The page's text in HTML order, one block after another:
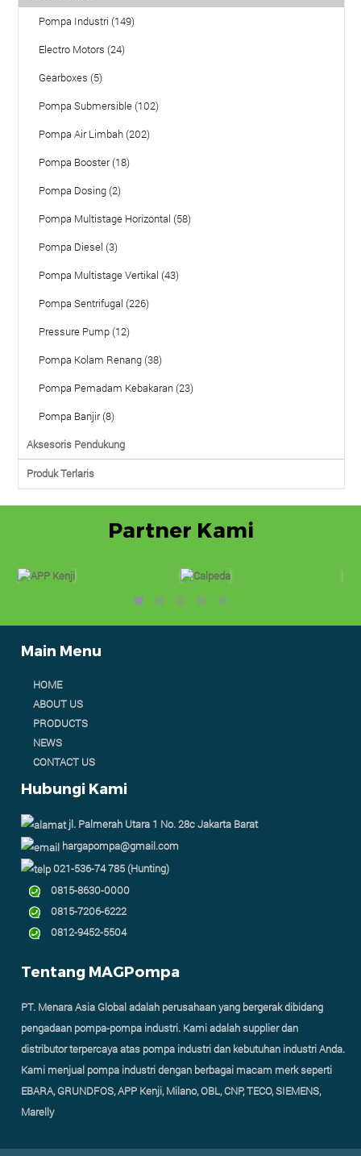
Pompa Industri (149)
Electro Motors (24)
Gearboxes (5)
Pompa Submersible (102)
Pompa Air Limbah (202)
Pompa Booster (18)
Pompa Dosing (2)
Pompa Multistage Horizontal (58)
Pompa Diesel (3)
Pompa Multistage Vertikal (43)
Pompa Sentrifugal (226)
Pressure Pump (12)
Pompa Kolam Renang (38)
Pompa Pemadam Kebakaran (23)
Pompa Banjir (8)
Aksesoris Pendukung
Produk Terlaris
Partner Kami
Main Menu
HOME
ABOUT US
PRODUCTS
NEWS
CONTACT US
Hubungi Kami
jl. Palmerah Utara 1 No. 28c Jakarta Barat
hargapompa@gmail.com
021-536-74 785 (Hunting)
0815-8630-0000
0815-7206-6222
0812-9452-5504
Tentang MAGPompa
PT. Menara Asia Global adalah perusahaan yang bergerak dibidang
pengadaan pompa-pompa industri. Kami adalah supplier dan
distributor terpercaya atas pompa industri dan kebutuhan industri Anda.
Kami menjual pompa industri dengan berbagai macam merk seperti
EBARA, GRUNDFOS, APP Kenji, Milano, OBL, CNP, TECO, SIEMENS,
Marelly